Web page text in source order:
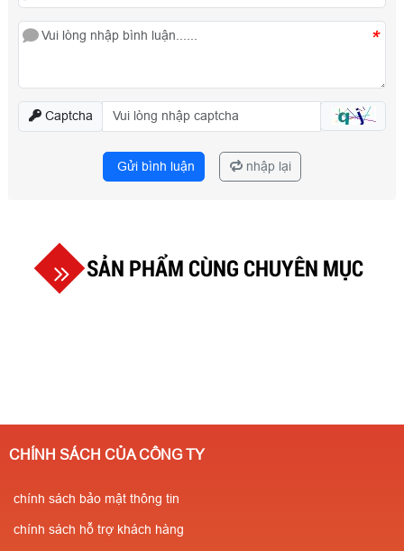
*
Captcha
Gửi bình luận nhập lại
SẢN PHẨM CÙNG CHUYÊN MỤC
CHÍNH SÁCH CỦA CÔNG TY
chính sách bảo mật thông tin
chính sách hỗ trợ khách hàng